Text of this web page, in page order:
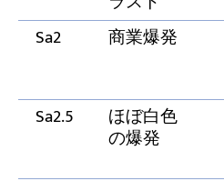
Sa2 商業爆発
Sa2.5
ほぼ白色
の爆発